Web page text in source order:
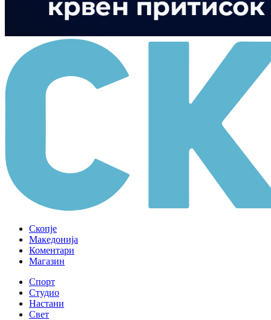
Скопје
Македонија
Коментари
Магазин
Спорт
Студио
Настани
Свет